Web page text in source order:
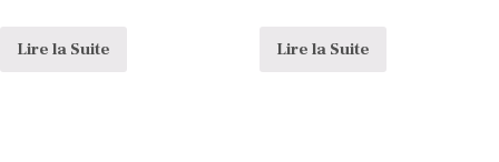
Lire la Suite Lire la Suite